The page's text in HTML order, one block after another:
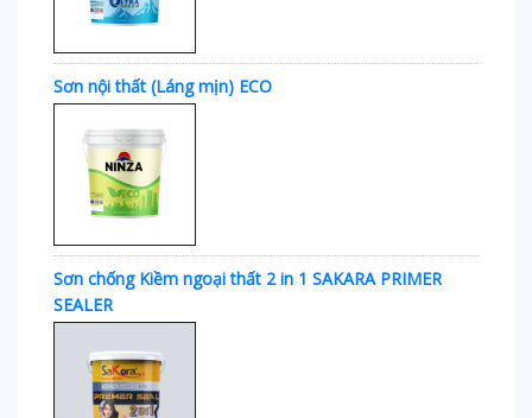
Sơn nội thất (Láng mịn) ECO
Sơn chống Kiềm ngoại thất 2 in 1 SAKARA PRIMER
SEALER